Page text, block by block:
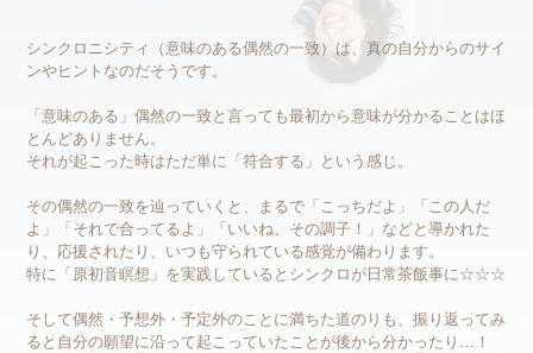
シンクロニシティ（意味のある偶然の一致）は、真の自分からのサイ
ンやヒントなのだそうです。
「意味のある」偶然の一致と言っても最初から意味が分かることはほ
とんどありません。
それが起こった時はただ単に「符合する」という感じ。
その偶然の一致を辿っていくと、まるで「こっちだよ」「この人だ
よ」「それで合ってるよ」「いいね、その調子！」などと導かれた
り、応援されたり、いつも守られている感覚が備わります。
特に「原初音瞑想」を実践しているとシンクロが日常茶飯事に☆☆☆
そして偶然・予想外・予定外のことに満ちた道のりも、振り返ってみ
ると自分の願望に沿って起こっていたことが後から分かったり…！